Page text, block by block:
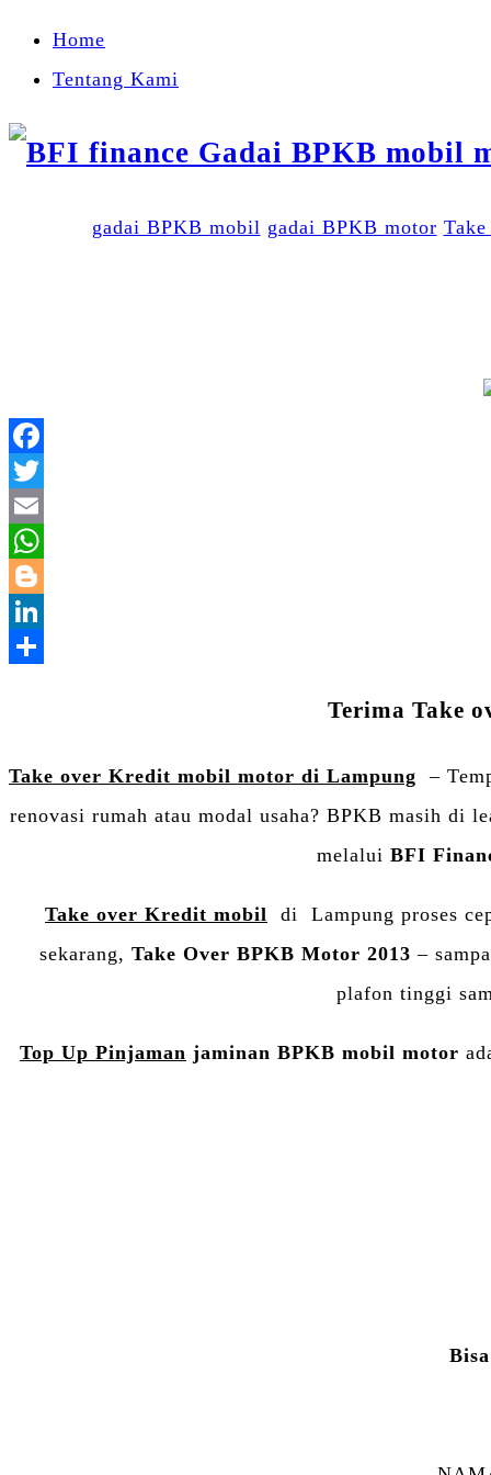
Home
Tentang Kami
gadai BPKB mobil gadai BPKB motor
Terima Take
Take over Kredit mobil motor di Lampung –
renovasi rumah atau modal usaha? BPKB masih di
melalui BFI
Take over Kredit mobil di Lampung proses
sekarang, Take Over BPKB Motor 2013 –
plafon tinggi
Top Up Pinjaman jaminan BPKB mobil motor